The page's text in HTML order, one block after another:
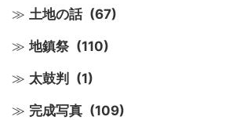
土地の話 (67)
地鎮祭 (110)
太鼓判 (1)
完成写真 (109)